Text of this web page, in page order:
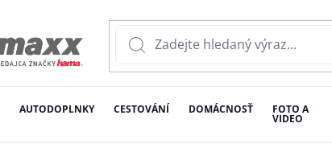
AUTODOPLNKY CESTOVÁNÍ DOMÁCNOSŤ FOTO A
VIDEO